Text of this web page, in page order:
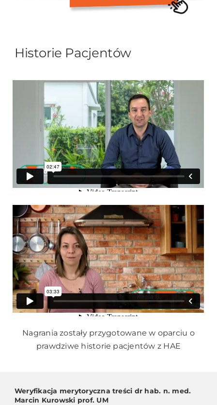
Historie Pacjentów
Nagrania zostały przygotowane w oparciu o
prawdziwe historie pacjentów z HAE
Weryfikacja merytoryczna treści dr hab. n. med.
Marcin Kurowski prof. UM